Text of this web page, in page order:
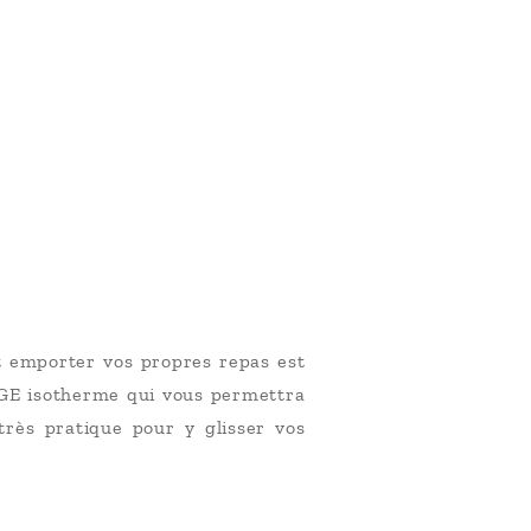
vos propres repas est
isotherme qui vous permettra
pratique pour y glisser vos